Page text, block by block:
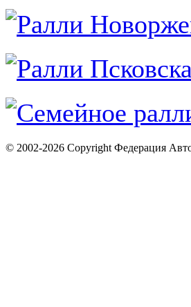
© 2002-2026 Copyright Федерация